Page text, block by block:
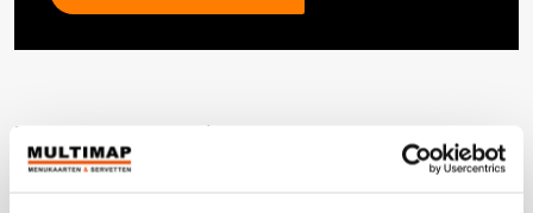
Deze producten heb je eerder bekeken